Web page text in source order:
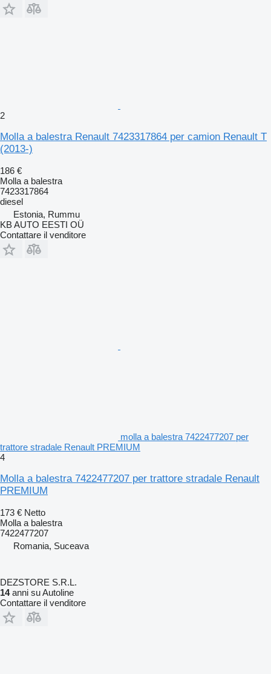
2
Molla a balestra Renault 7423317864 per camion Renault T
(2013-)
186 €
Molla a balestra
7423317864
diesel
Estonia, Rummu
KB AUTO EESTI OÜ
Contattare il venditore
molla a balestra 7422477207 per
trattore stradale Renault PREMIUM
4
Molla a balestra 7422477207 per trattore stradale Renault
PREMIUM
173 € Netto
Molla a balestra
7422477207
Romania, Suceava
DEZSTORE S.R.L.
14anni su Autoline
Contattare il venditore